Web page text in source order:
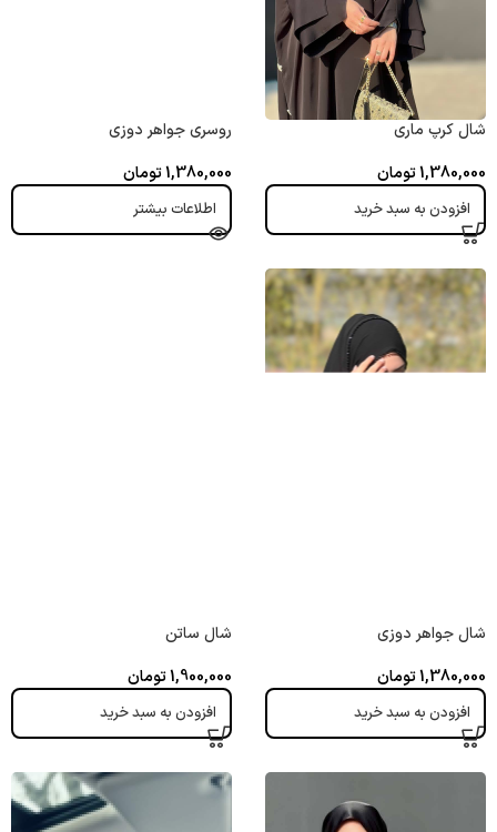
شال کرپ ماری
1,380,000تومان
افزودن به سبد خرید
روسری جواهر دوزی
1,380,000تومان
اطلاعات بیشتر
شال جواهر دوزی
1,380,000تومان
افزودن به سبد خرید
شال ساتن
1,900,000تومان
افزودن به سبد خرید